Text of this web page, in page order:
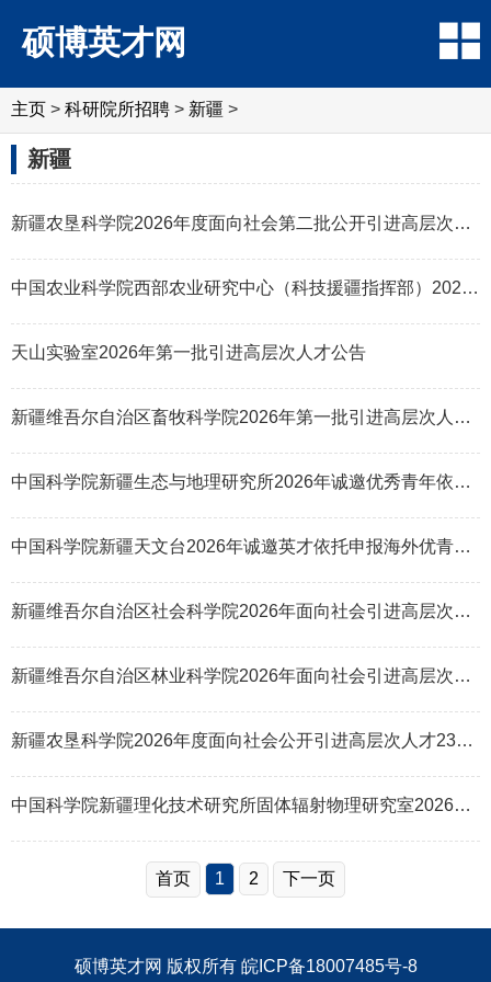
硕博英才网
主页 > 科研院所招聘 > ‌‌新疆 >
‌‌新疆
新疆农垦科学院2026年度面向社会第二批公开引进高层次人才公告
中国农业科学院西部农业研究中心（科技援疆指挥部）2026年引进高层次人才公
天山实验室2026年第一批引进高层次人才公告
新疆维吾尔自治区畜牧科学院2026年第一批引进高层次人才公告
中国科学院新疆生态与地理研究所2026年诚邀优秀青年依托申报海外优青项目
中国科学院新疆天文台2026年诚邀英才依托申报海外优青项目
新疆维吾尔自治区社会科学院2026年面向社会引进高层次人才公告
新疆维吾尔自治区林业科学院2026年面向社会引进高层次人才公告
新疆农垦科学院2026年度面向社会公开引进高层次人才23名公告
中国科学院新疆理化技术研究所固体辐射物理研究室2026年人才招聘启事
首页 1 2 下一页
硕博英才网 版权所有 皖ICP备18007485号-8